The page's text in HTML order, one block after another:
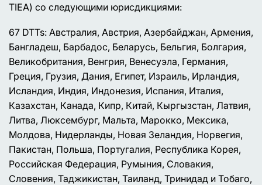
TIEA) со следующими юрисдикциями:
67 DTTs: Австралия, Австрия, Азербайджан, Армения,
Бангладеш, Барбадос, Беларусь, Бельгия, Болгария,
Великобритания, Венгрия, Венесуэла, Германия,
Греция, Грузия, Дания, Египет, Израиль, Ирландия,
Исландия, Индия, Индонезия, Испания, Италия,
Казахстан, Канада, Кипр, Китай, Кыргызстан, Латвия,
Литва, Люксембург, Мальта, Марокко, Мексика,
Молдова, Нидерланды, Новая Зеландия, Норвегия,
Пакистан, Польша, Португалия, Республика Корея,
Российская Федерация, Румыния, Словакия,
Словения, Таджикистан, Таиланд, Тринидад и Тобаго,